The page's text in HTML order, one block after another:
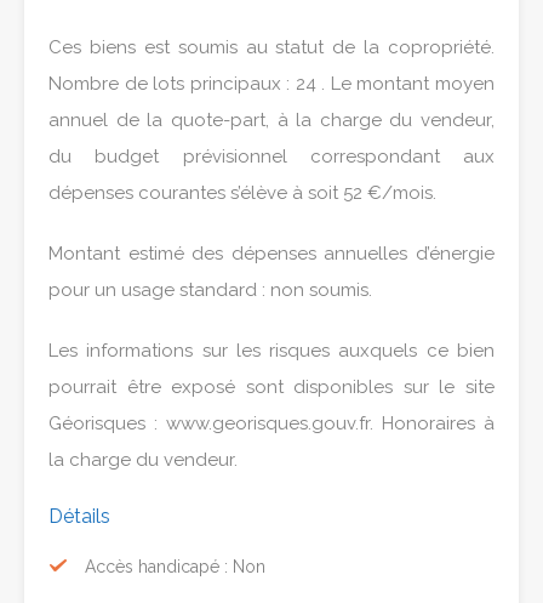
Ces biens est soumis au statut de la copropriété.
Nombre de lots principaux : 24 . Le montant moyen
annuel de la quote-part, à la charge du vendeur,
du budget prévisionnel correspondant aux
dépenses courantes s’élève à soit 52 €/mois.
Montant estimé des dépenses annuelles d’énergie
pour un usage standard : non soumis.
Les informations sur les risques auxquels ce bien
pourrait être exposé sont disponibles sur le site
Géorisques : www.georisques.gouv.fr. Honoraires à
la charge du vendeur.
Détails
Accès handicapé : Non